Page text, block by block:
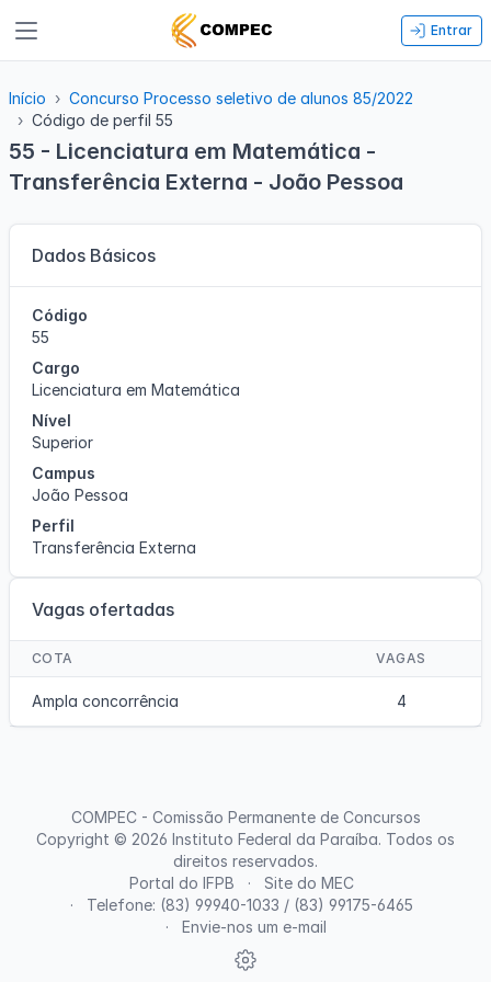
Entrar
Início
Concurso Processo seletivo de alunos 85/2022
Código de perfil 55
55 - Licenciatura em Matemática -
Transferência Externa - João Pessoa
Dados Básicos
Código
55
Cargo
Licenciatura em Matemática
Nível
Superior
Campus
João Pessoa
Perfil
Transferência Externa
Vagas ofertadas
COTA VAGAS
Ampla concorrência 4
Portal do IFPB
Site do MEC
Telefone: (83) 99940-1033 / (83) 99175-6465
Envie-nos um e-mail
COMPEC - Comissão Permanente de Concursos
Copyright © 2026 Instituto Federal da Paraíba. Todos os
direitos reservados.